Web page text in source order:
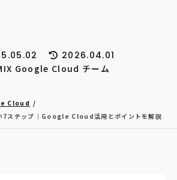
2026.04.01
Google Cloud チーム
Cloud
7ステップ｜Google Cloud活用とポイントを解説